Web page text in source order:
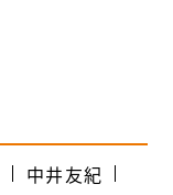
中井友紀